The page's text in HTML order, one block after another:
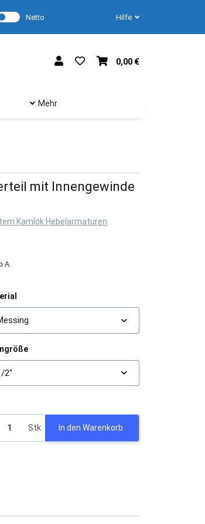
Netto Hilfe
0,00 €
Mehr
mit Innengewinde
Kamlok Hebelarmaturen
A
2"
Stk In den Warenkorb